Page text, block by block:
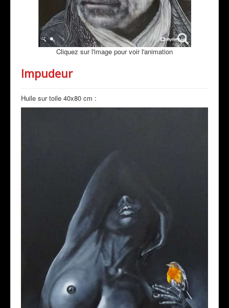
Cliquez sur l'image pour voir l'animation
Impudeur
Huile sur toile 40x80 cm :